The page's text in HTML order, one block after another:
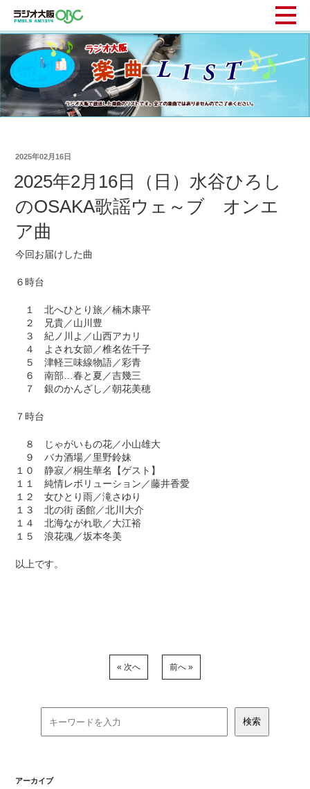
2025年02月16日
2025年2月16日（日）水谷ひろし
のOSAKA歌謡ウェ～ブ オンエ
ア曲
今回お届けした曲
６時台
１ 北へひとり旅／楠木康平
２ 兄貴／山川豊
３ 紀ノ川よ／山西アカリ
４ よされ女節／椎名佐千子
５ 津軽三味線物語／彩青
６ 南部…春と夏／吉幾三
７ 銀のかんざし／朝花美穂
７時台
８ じゃがいもの花／小山雄大
９ バカ酒場／里野鈴妹
１０ 静寂／桐生華名【ゲスト】
１１ 純情レボリューション／藤井香愛
１２ 女ひとり雨／滝さゆり
１３ 北の街 函館／北川大介
１４ 北海ながれ歌／大江裕
１５ 浪花魂／坂本冬美
以上です。
« 次へ 前へ »
アーカイブ